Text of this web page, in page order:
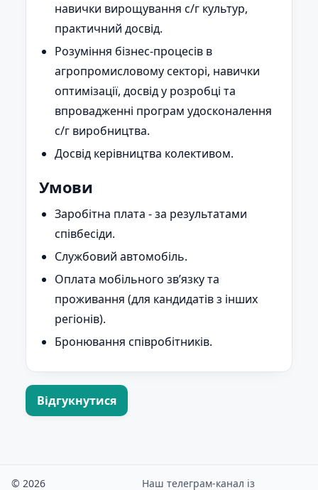
навички вирощування с/г культур,
практичний досвід.
Розуміння бізнес-процесів в
агропромисловому секторі, навички
оптимізації, досвід у розробці та
впровадженні програм удосконалення
с/г виробництва.
Досвід керівництва колективом.
Умови
Заробітна плата - за результатами
співбесіди.
Службовий автомобіль.
Оплата мобільного зв’язку та
проживання (для кандидатів з інших
регіонів).
Бронювання співробітників.
Відгукнутися
© 2026 Наш телеграм-канал із